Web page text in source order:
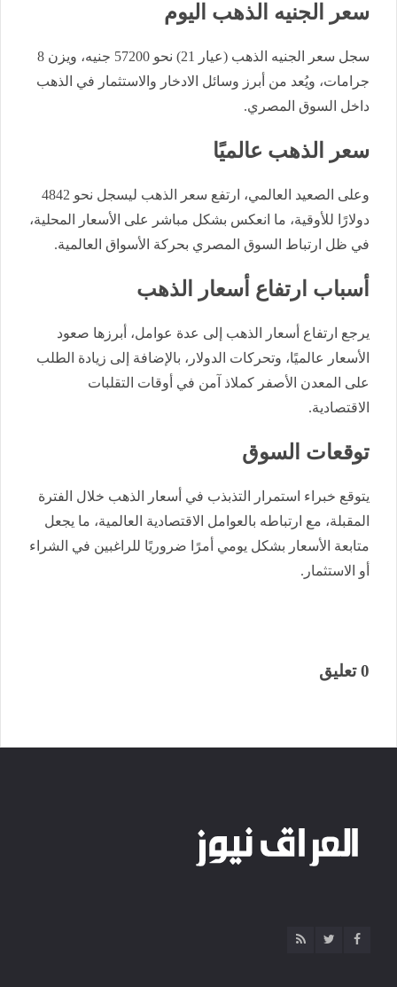
سعر الجنيه الذهب اليوم
سجل سعر الجنيه الذهب (عيار 21) نحو 57200 جنيه، ويزن 8
جرامات، ويُعد من أبرز وسائل الادخار والاستثمار في الذهب
داخل السوق المصري.
سعر الذهب عالميًا
وعلى الصعيد العالمي، ارتفع سعر الذهب ليسجل نحو 4842
دولارًا للأوقية، ما انعكس بشكل مباشر على الأسعار المحلية،
في ظل ارتباط السوق المصري بحركة الأسواق العالمية.
أسباب ارتفاع أسعار الذهب
يرجع ارتفاع أسعار الذهب إلى عدة عوامل، أبرزها صعود
الأسعار عالميًا، وتحركات الدولار، بالإضافة إلى زيادة الطلب
على المعدن الأصفر كملاذ آمن في أوقات التقلبات
الاقتصادية.
توقعات السوق
يتوقع خبراء استمرار التذبذب في أسعار الذهب خلال الفترة
المقبلة، مع ارتباطه بالعوامل الاقتصادية العالمية، ما يجعل
متابعة الأسعار بشكل يومي أمرًا ضروريًا للراغبين في الشراء
أو الاستثمار.
0 تعليق